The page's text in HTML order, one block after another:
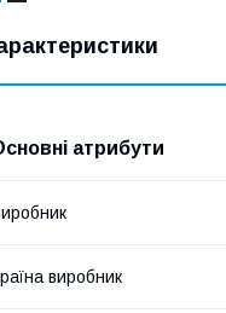
атрибути
виробник